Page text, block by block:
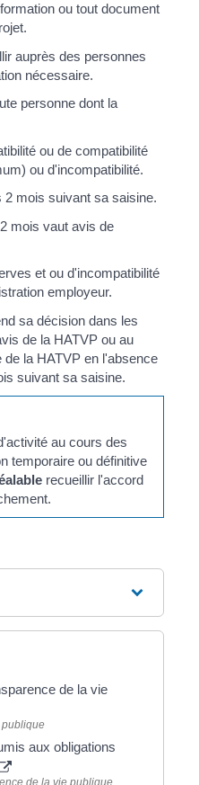
ou tout document
auprès des personnes
nécessaire.
personne dont la
ou de compatibilité
ou d'incompatibilité.
2 mois suivant sa saisine.
mois vaut avis de
et ou d'incompatibilité
employeur.
sa décision dans les
de la HATVP ou au
la HATVP en l'absence
suivant sa saisine.
au cours des
temporaire ou définitive
recueillir l'accord
de la vie
publique
aux obligations